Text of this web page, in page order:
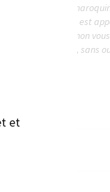
et
française de
Un soin extrême est
de l'agenda, Mignon
en un au sac, sans